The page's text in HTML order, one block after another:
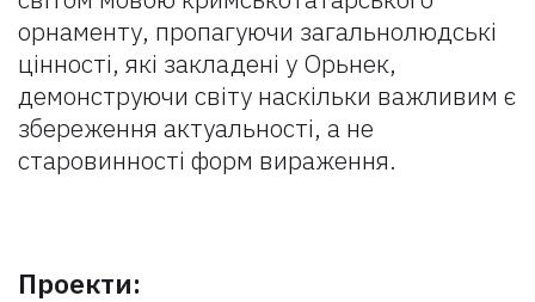
орнаменту, пропагуючи загальнолюдські
цінності, які закладені у Орьнек,
демонструючи світу наскільки важливим є
збереження актуальності, а не
старовинності форм вираження.
Проекти: